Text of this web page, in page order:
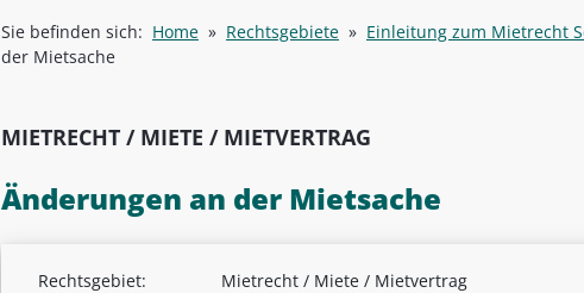
Sie befinden sich: Home » Rechtsgebiete » Einleitung zum Mietrecht
der Mietsache
MIETRECHT / MIETE / MIETVERTRAG
Änderungen an der Mietsache
Rechtsgebiet:
Mietrecht / Miete / Mietvertrag